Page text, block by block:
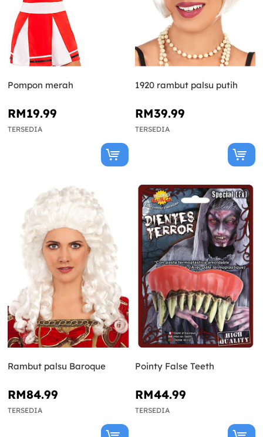
Pompon merah
RM19.99
TERSEDIA
1920 rambut palsu putih
RM39.99
TERSEDIA
Rambut palsu Baroque
RM84.99
TERSEDIA
Pointy False Teeth
RM44.99
TERSEDIA